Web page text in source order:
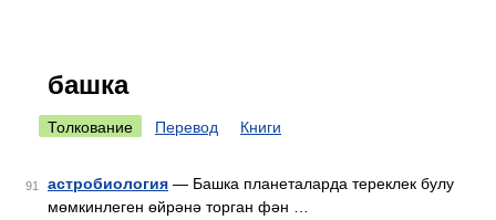
башка
Толкование Перевод Книги
91 астробиология — Башка планеталарда тереклек булу
мөмкинлеген өйрәнә торган фән …